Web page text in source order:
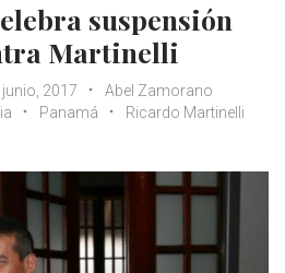
suspensión
Martinelli
junio, 2017
Abel Zamorano
Panamá
Ricardo Martinelli